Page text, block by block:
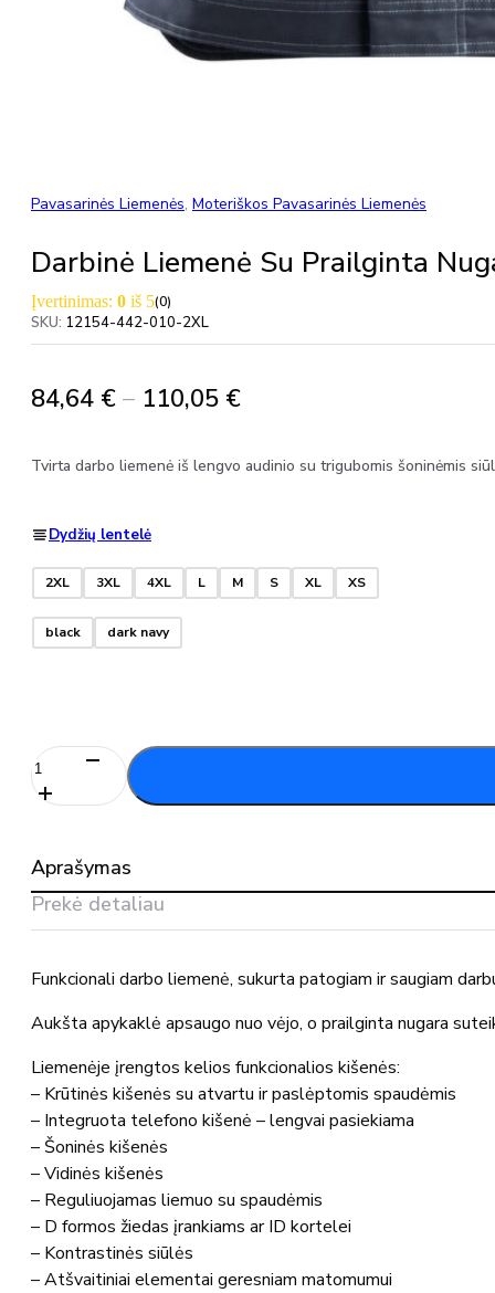
Pavasarinės Liemenės, Moteriškos Pavasarinės Liemenės
Darbinė Liemenė Su Prailginta
Įvertinimas: 0 iš 5(0)
SKU: 12154-442-010-2XL
84,64 € – 110,05 €Price
84,64 €
Tvirta darbo liemenė iš lengvo audinio su trigubomis šoninėmis
Dydžių lentelė
2XL 3XL 4XL L M S XL XS
black dark navy
produkto
kiekis:
Darbinė
prailginta
nugara
Aprašymas
Prekė detaliau
Funkcionali darbo liemenė, sukurta patogiam ir saugiam
Aukšta apykaklė apsaugo nuo vėjo, o prailginta nugara
Liemenėje įrengtos kelios funkcionalios kišenės:
– Krūtinės kišenės su atvartu ir paslėptomis spaudėmis
– Integruota telefono kišenė – lengvai pasiekiama
– Šoninės kišenės
– Vidinės kišenės
– Reguliuojamas liemuo su spaudėmis
– D formos žiedas įrankiams ar ID kortelei
– Kontrastinės siūlės
– Atšvaitiniai elementai geresniam matomumui